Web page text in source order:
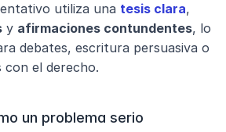
utiliza una tesis clara
y afirmaciones contundentes, lo
debates, escritura persuasiva o
con el derecho.
un problema serio